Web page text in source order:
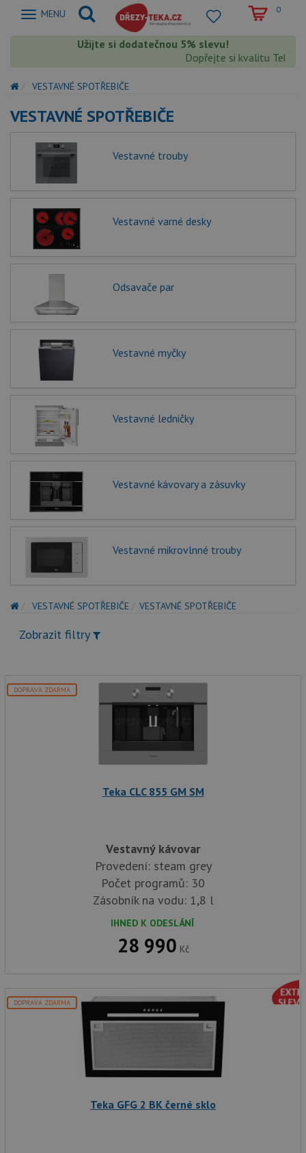
Zobrazit
MENU 0
Užijte si dodatečnou 5% slevu!
Dopřejte si kvalitu Teka s
VESTAVNÉ SPOTŘEBIČE
VESTAVNÉ SPOTŘEBIČE
Vestavné trouby
Vestavné varné desky
Odsavače par
Vestavné myčky
Vestavné ledničky
Vestavné kávovary a zásuvky
Vestavné mikrovlnné trouby
VESTAVNÉ SPOTŘEBIČE VESTAVNÉ SPOTŘEBIČE
Zobrazit filtry
DOPRAVA ZDARMA
Teka CLC 855 GM SM
Vestavný kávovar
Provedení: steam grey
Počet programů: 30
Zásobník na vodu: 1,8 l
IHNED K ODESLÁNÍ
28 990 Kč
DOPRAVA ZDARMA
Teka GFG 2 BK černé sklo